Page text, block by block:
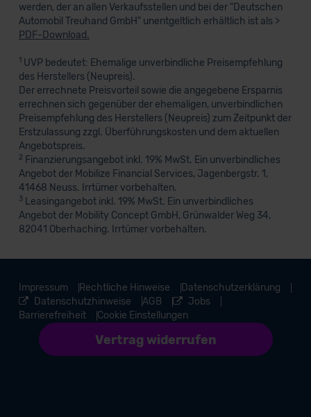
werden, der an allen Verkaufsstellen und bei der "Deutschen
Automobil Treuhand GmbH" unentgeltlich erhältlich ist als >
PDF-Download.
1UVP bedeutet: Ehemalige unverbindliche Preisempfehlung
des Herstellers (Neupreis).
Der errechnete Preisvorteil sowie die angegebene Ersparnis
errechnen sich gegenüber der ehemaligen, unverbindlichen
Preisempfehlung des Herstellers (Neupreis) zum Zeitpunkt der
Erstzulassung zzgl. Überführungskosten und dem aktuellen
Angebotspreis.
2 Finanzierungsangebot inkl. 19% MwSt. Ein unverbindliches
Angebot der Mobilize Financial Services, Jagenbergstr. 1,
41468 Neuss. Irrtümer vorbehalten.
3Leasingangebot inkl. 19% MwSt. Ein unverbindliches
Angebot der Mobility Concept GmbH, Grünwalder Weg 34,
82041 Oberhaching. Irrtümer vorbehalten.
Impressum Rechtliche Hinweise
Datenschutzerklärung
Datenschutzhinweise
AGB
Jobs
Barrierefreiheit
Vertrag widerrufen
Cookie Einstellungen